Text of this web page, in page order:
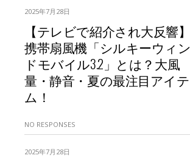
2025年7月28日
【テレビで紹介され大反響】
携帯扇風機「シルキーウィン
ドモバイル3.2」とは？大風
量・静音・夏の最注目アイテ
ム！
NO RESPONSES
2025年7月28日